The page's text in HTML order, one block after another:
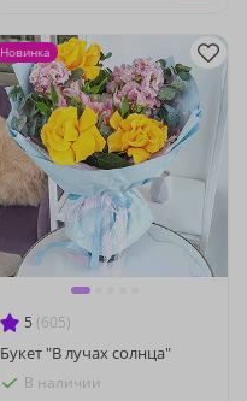
5 (605)
Букет "В лучах солнца"
В наличии
Новинка